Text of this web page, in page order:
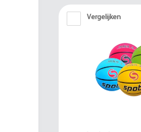
Vergelijken